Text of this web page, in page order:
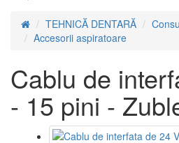
TEHNICĂ DENTARĂ
Accesorii aspiratoare
Cablu de
- 15 pini -